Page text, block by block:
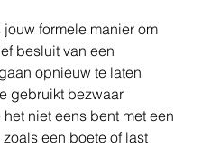
jouw formele manier om
besluit van een
opnieuw te laten
gebruikt bezwaar
niet eens bent met een
een boete of last